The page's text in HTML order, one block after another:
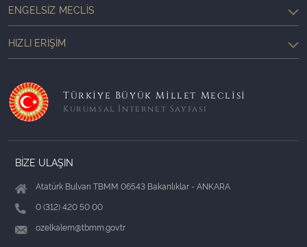
ENGELSIZ MECLIS
HIZLI ERIŞIM
Türkiye Büyük Millet Meclisi
Kurumsal İnternet Sayfası
BİZE ULAŞIN
Atatürk Bulvarı TBMM 06543 Bakanlıklar - ANKARA
0 (312) 420 50 00
ozelkalem@tbmm.gov.tr